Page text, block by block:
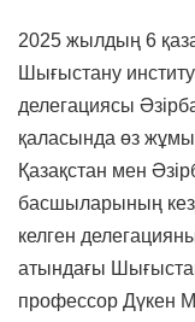
2025 жылдың 6
Шығыстану
делегациясы
қаласында өз
Қазақстан мен
басшыларының
келген
атындағы
профессор Дүкен